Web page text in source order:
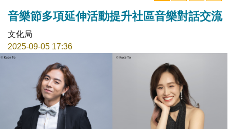
音樂節多項延伸活動提升社區音樂對話交流
文化局
2025-09-05 17:36